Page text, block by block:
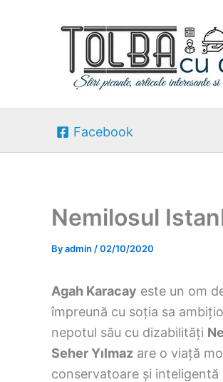
Facebook
Nemilosul
Byadmin /02/10/2020
Agah Karacay este un om
împreună cu soția sa
nepotul său cu dizabilități
Seher Yılmaz are o viață
conservatoare și